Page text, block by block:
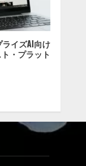
ライズAI向け
・プラット